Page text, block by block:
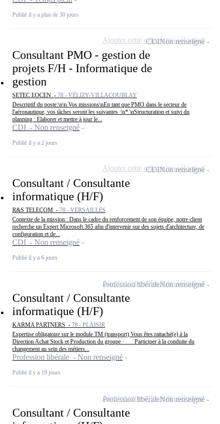
Publié il y a plus de 30 jours
Consultant PMO - gestion de
projets F/H - Informatique de
gestion
SETEC EOCEN - 78 - VÉLIZY-VILLACOUBLAY
Descriptif du poste:\n\n Vos missions\nEn tant que PMO dans le secteur de
l'aéronautique, vos tâches seront les suivantes :\n* \nStructuration et suivi du
planning : Elaborer et mettre à jour le...
CDI - Non renseigné
Publié il y a 2 jours
CDINon renseigné
Ajouter cette offre à ma sélection
Consultant / Consultante
informatique (H/F)
R&S TELECOM - 78 - VERSAILLES
Contexte de la mission : Dans le cadre du renforcement de son équipe, notre client
recherche un Expert Microsoft 365 afin d'intervenir sur des sujets d'architecture, de
configuration et de...
CDI - Non renseigné
Publié il y a 6 jours
CDINon renseigné
Ajouter cette offre à ma sélection
Consultant / Consultante
informatique (H/F)
KARMA PARTNERS - 78 - PLAISIR
Expertise obligatoire sur le module TM (transport) Vous êtes rattaché(e) à la
Direction Achat Stock et Production du groupe · Participer à la conduite du
changement au sein des métiers...
Profession libérale - Non renseigné
Publié il y a 19 jours
Profession libéraleNon renseigné
Ajouter cette offre à ma sélection
Consultant / Consultante
Profession libéraleNon renseigné
Ajouter cette offre à ma sélection